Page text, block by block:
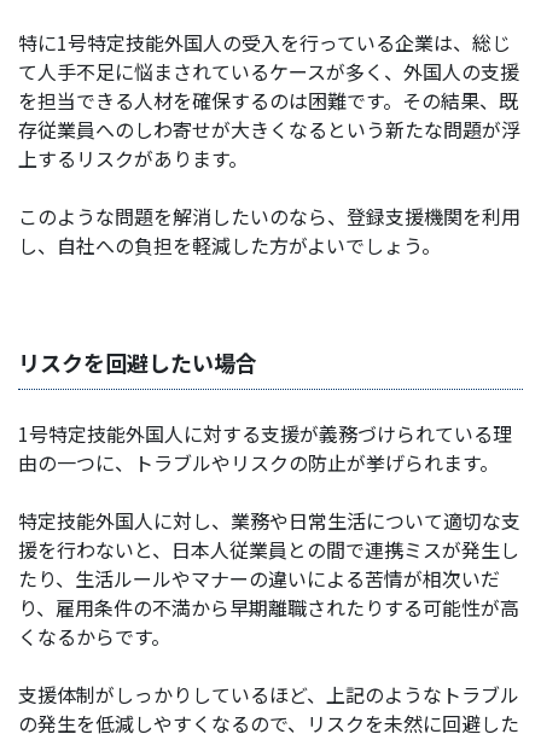
特に1号特定技能外国人の受入を行っている企業は、総じ
て人手不足に悩まされているケースが多く、外国人の支援
を担当できる人材を確保するのは困難です。その結果、既
存従業員へのしわ寄せが大きくなるという新たな問題が浮
上するリスクがあります。
このような問題を解消したいのなら、登録支援機関を利用
し、自社への負担を軽減した方がよいでしょう。
リスクを回避したい場合
1号特定技能外国人に対する支援が義務づけられている理
由の一つに、トラブルやリスクの防止が挙げられます。
特定技能外国人に対し、業務や日常生活について適切な支
援を行わないと、日本人従業員との間で連携ミスが発生し
たり、生活ルールやマナーの違いによる苦情が相次いだ
り、雇用条件の不満から早期離職されたりする可能性が高
くなるからです。
支援体制がしっかりしているほど、上記のようなトラブル
の発生を低減しやすくなるので、リスクを未然に回避した